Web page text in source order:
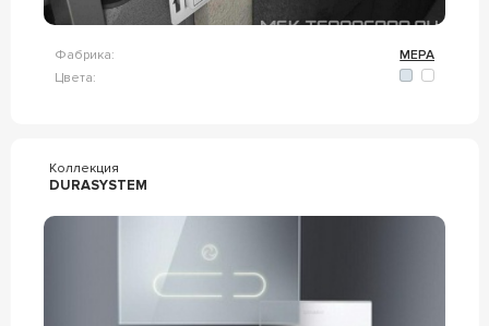
Фабрика:
MEPA
Цвета:
Коллекция
DURASYSTEM